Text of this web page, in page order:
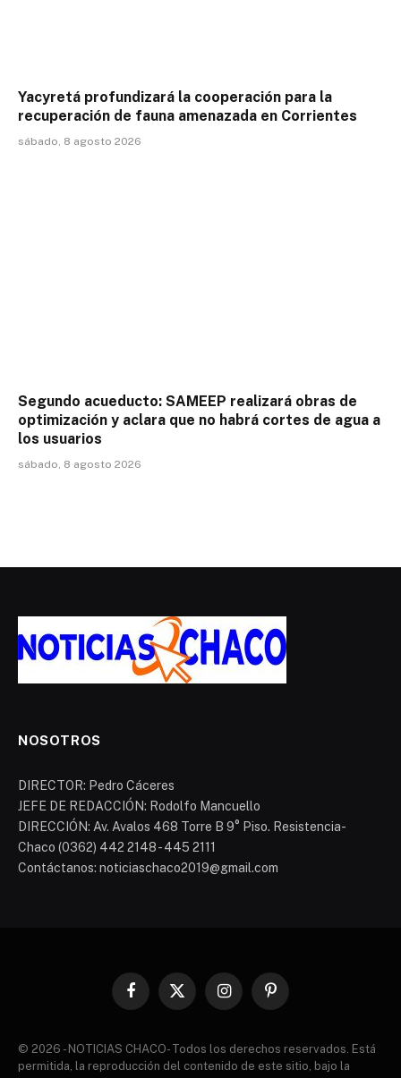
Yacyretá profundizará la cooperación para la
recuperación de fauna amenazada en Corrientes
sábado, 8 agosto 2026
Segundo acueducto: SAMEEP realizará obras de
optimización y aclara que no habrá cortes de agua a
los usuarios
sábado, 8 agosto 2026
NOSOTROS
DIRECTOR: Pedro Cáceres
JEFE DE REDACCIÓN: Rodolfo Mancuello
DIRECCIÓN: Av. Avalos 468 Torre B 9° Piso. Resistencia-
Chaco (0362) 442 2148 - 445 2111
Contáctanos: noticiaschaco2019@gmail.com
Facebook
X
InstagramPinterest
© 2026 - NOTICIAS CHACO- Todos los derechos reservados. Está
permitida, la reproducción del contenido de este sitio, bajo la